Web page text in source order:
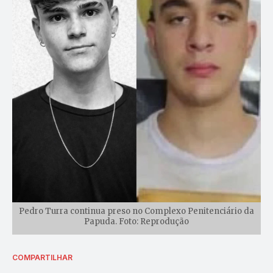
Pedro Turra continua preso no Complexo Penitenciário da
Papuda. Foto: Reprodução
COMPARTILHAR